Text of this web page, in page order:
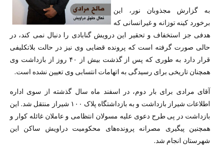
به گزارش مجذوبان نور، این
برخورد کینه توزانه و غیرانسانى که
هدفى جز استخفاف و تحقیر این درویش گنابادى را دنبال نمى کند، در
حالى صورت گرفته است که پرونده قضایی وی نیز در حالت بلاتکلیفی
قرار دارد به طوری که پس از گذشت بیش از ۴۰ روز از بازداشت وی
همچنان تاریخی برای رسیدگی به اتهامات انتسابی وی تعیین نشده است.
آقاى مرادى برای بار دوم، در اسفند ماه سال گذشته از سوى اداره
اطلاعات شیراز بازداشت و به بازداشتگاه پلاک ١٠٠ شیراز منتقل شد. این
بازداشت در پی طرح دعوی علیه مسولان انتظامی و عاملان غائله کوار و
همچنین پیگیری مصرانه پرونده‌های محکومیت دراویش ساکن این
شهرستان انجام شد.